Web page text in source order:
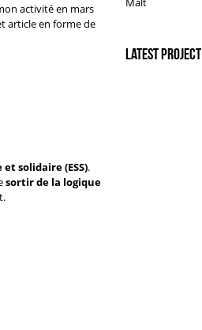
activité en mars
article en forme de
solidaire (ESS).
sortir de la logique
Latest Project